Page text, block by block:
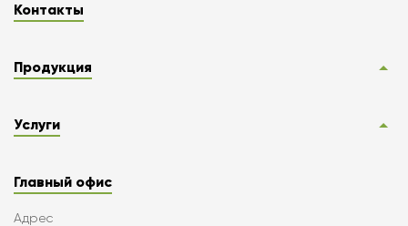
Контакты
Продукция
Услуги
Главный офис
Адрес